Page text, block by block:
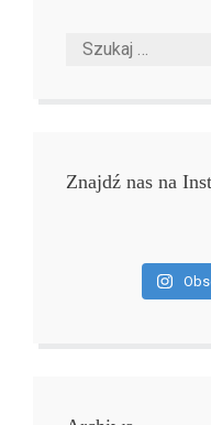
Znajdź nas na